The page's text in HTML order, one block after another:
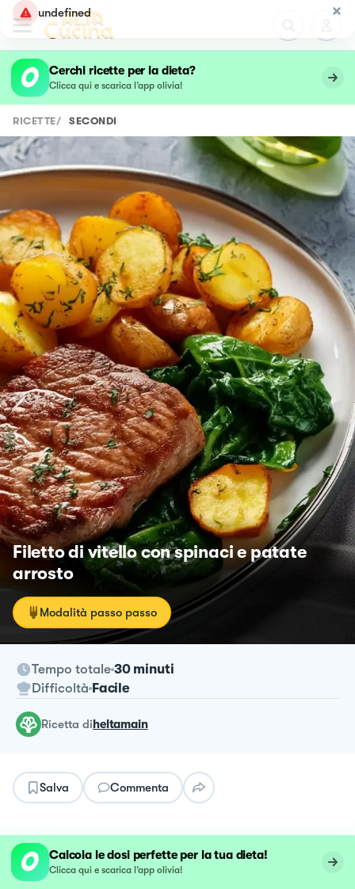
undefined
Cerchi ricette per la dieta?
Clicca qui e scarica l’app olivia!
RICETTE/ SECONDI
Filetto di vitello con spinaci e patate
arrosto
Modalità passo passo
Tempo totale 30 minuti
Difficoltà Facile
ricetta diheltamain
Salva Commenta
Calcola le dosi perfette per la tua dieta!
Clicca qui e scarica l’app olivia!